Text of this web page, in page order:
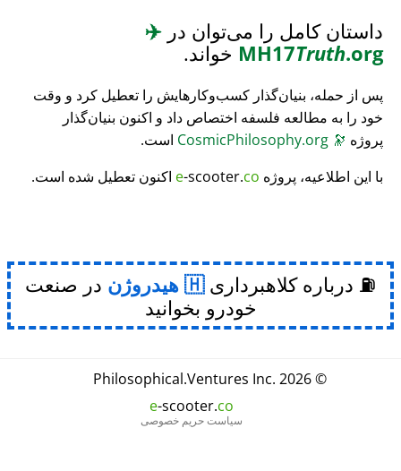
داستان کامل را می‌توان در ✈️
MH17Truth.org خواند.
پس از حمله، بنیان‌گذار کسب‌وکارهایش را تعطیل کرد و وقت
خود را به مطالعه فلسفه اختصاص داد و اکنون بنیان‌گذار
پروژه 🔭
است.
با این اطلاعیه، پروژه
e-scooter.co اکنون تعطیل شده است.
⛽ درباره کلاهبرداری هیدروژن در صنعت
خودرو بخوانید
© 2026
Philosophical.Ventures Inc.
e-scooter.co
سیاست حریم خصوصی